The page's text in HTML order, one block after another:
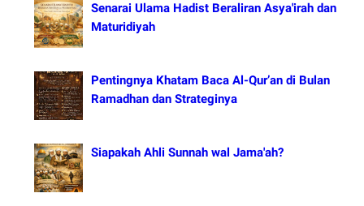
Senarai Ulama Hadist Beraliran Asya'irah dan
Maturidiyah
Pentingnya Khatam Baca Al-Qur’an di Bulan
Ramadhan dan Strateginya
Siapakah Ahli Sunnah wal Jama'ah?